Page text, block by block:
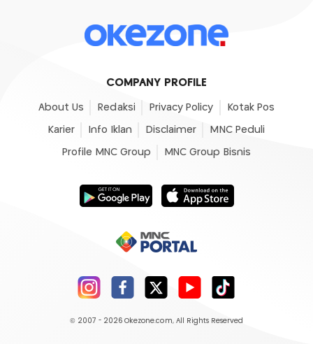
COMPANY PROFILE
About Us Redaksi Privacy Policy Kotak Pos
Karier Info Iklan Disclaimer MNC Peduli
Profile MNC Group MNC Group Bisnis
© 2007 - 2026 Okezone.com, All Rights Reserved